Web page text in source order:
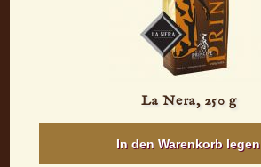
La Nera, 250 g
In den Warenkorb legen